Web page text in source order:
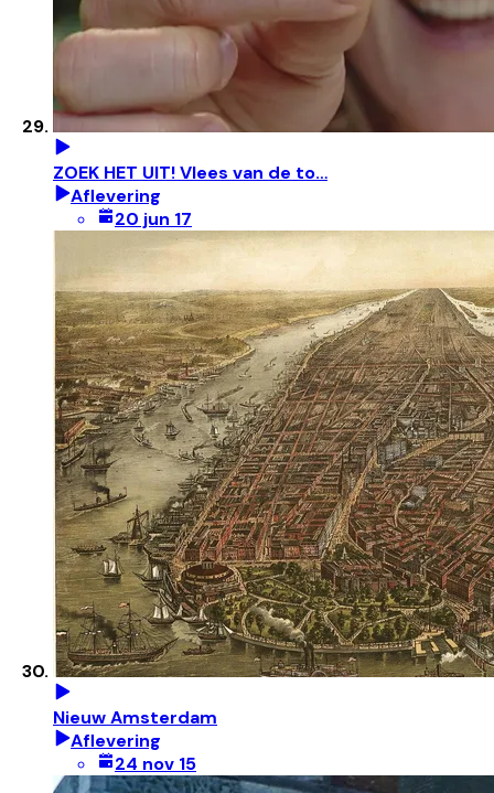
ZOEK HET UIT! Vlees van de to…
Aflevering
20 jun 17
Nieuw Amsterdam
Aflevering
24 nov 15